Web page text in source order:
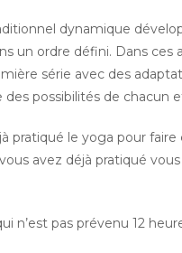
dynamique
un ordre défini. Dans
série avec des
possibilités de chacun
pratiqué le yoga pour
vous avez déjà pratiqué
n’est pas prévenu 12